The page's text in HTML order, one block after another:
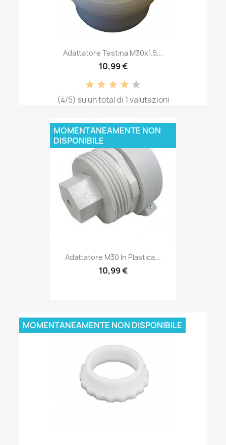
Adattatore Testina M30x1.5...
10,99 €
(4/5) su un total di 1 valutazioni
Adattatore M30 In Plastica...
10,99 €
MOMENTANEAMENTE NON
DISPONIBILE
MOMENTANEAMENTE NON DISPONIBILE